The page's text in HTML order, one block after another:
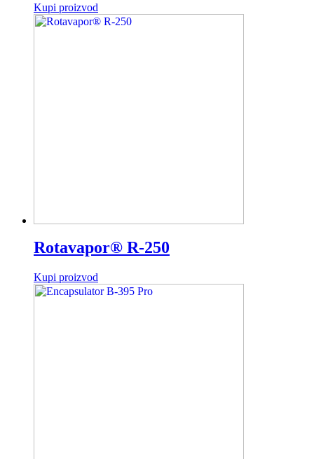
Kupi proizvod
Rotavapor® R-250
Kupi proizvod